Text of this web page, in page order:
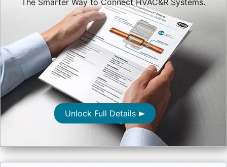
Unlock Full Details
The Smarter Way to Connect HVAC&R Systems.